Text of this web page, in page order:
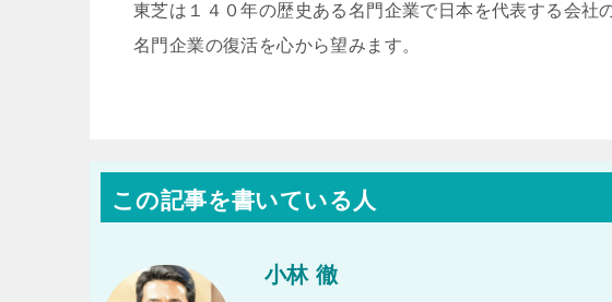
東芝は１４０年の歴史ある名門企業で日本を代表する会社
名門企業の復活を心から望みます。
この記事を書いている人
小林 徹